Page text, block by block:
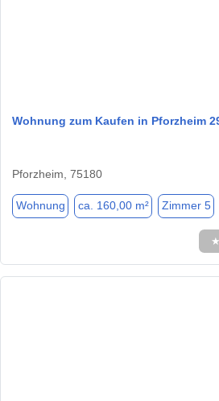
Wohnung zum Kaufen in Pforzheim
Pforzheim, 75180
Wohnung ca. 160,00 m² Zimmer 5
★